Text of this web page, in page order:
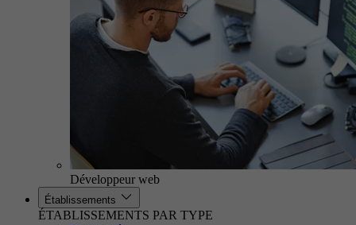
Développeur web
Établissements
ÉTABLISSEMENTS PAR TYPE